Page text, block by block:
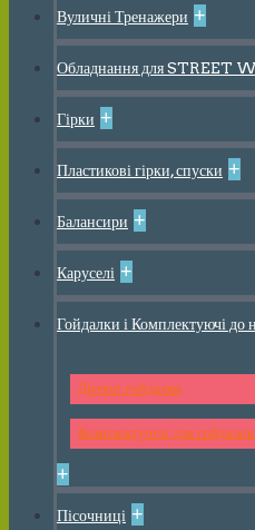
Вуличні Тренажери +
Обладнання для STREET
Гірки +
Пластикові гірки, спуски +
Балансири +
Каруселі +
Гойдалки і Комплектуючі до
Дитячі гойдалки
Комплектуючі для гойдалок
+
Пісочниці +